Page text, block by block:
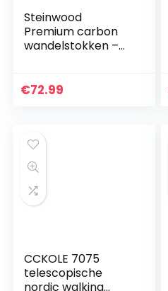
Steinwood
Premium carbon
wandelstokken –
verstelbaar met
€72.99
CCKOLE 7075
telescopische
nordic walking